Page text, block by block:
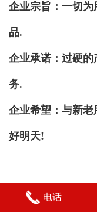
企业宗旨：一切
品.
企业承诺：过硬
务.
企业希望：与新
好明天!
电话